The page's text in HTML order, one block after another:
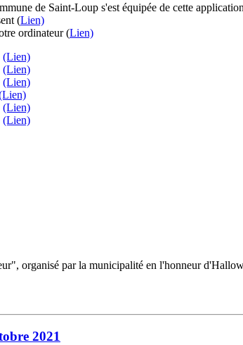
de Saint-Loup s'est équipée de cette
(Lien)
ordinateur (Lien)
(Lien)
(Lien)
(Lien)
(Lien)
(Lien)
organisé par la municipalité en l'honneur
2021